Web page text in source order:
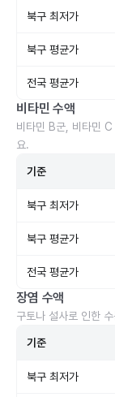
북구 최저가
북구 평균가
전국 평균가
비타민 수액
비타민 B군, 비타민 C
요.
기준
북구 최저가
북구 평균가
전국 평균가
장염 수액
구토나 설사로 인한
기준
북구 최저가